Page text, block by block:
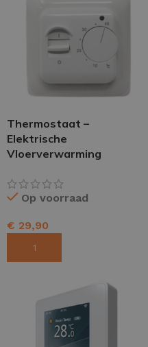
Thermostaat –
Elektrische
Vloerverwarming
Op voorraad
€ 29,90